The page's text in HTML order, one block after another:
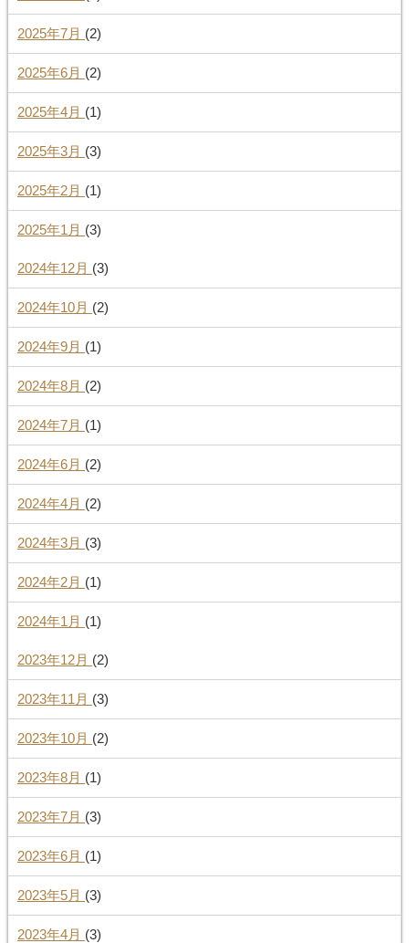
2025年7月 (2)
2025年6月 (2)
2025年4月 (1)
2025年3月 (3)
2025年2月 (1)
2025年1月 (3)
2024年12月 (3)
2024年10月 (2)
2024年9月 (1)
2024年8月 (2)
2024年7月 (1)
2024年6月 (2)
2024年4月 (2)
2024年3月 (3)
2024年2月 (1)
2024年1月 (1)
2023年12月 (2)
2023年11月 (3)
2023年10月 (2)
2023年8月 (1)
2023年7月 (3)
2023年6月 (1)
2023年5月 (3)
2023年4月 (3)